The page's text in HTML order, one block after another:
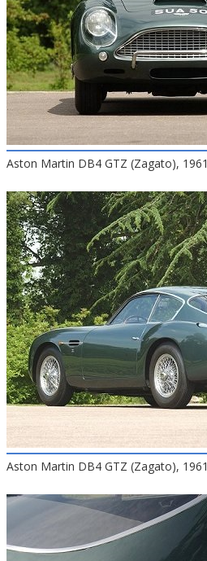
Aston Martin DB4 GTZ (Zagato), 1961
Aston Martin DB4 GTZ (Zagato), 1961